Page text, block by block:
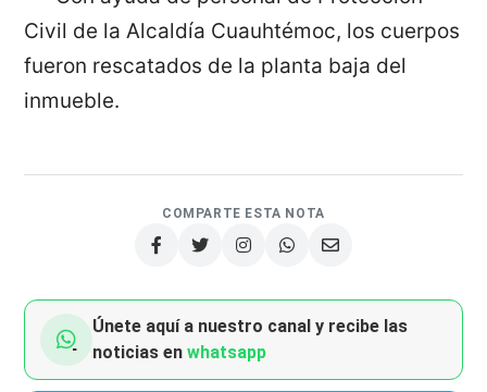
Civil de la Alcaldía Cuauhtémoc, los cuerpos
fueron rescatados de la planta baja del
inmueble.
COMPARTE ESTA NOTA
Únete aquí a nuestro canal y recibe las
noticias enwhatsapp